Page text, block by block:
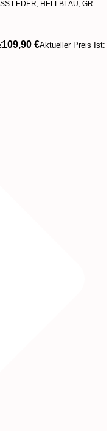
LEDER, HELLBLAU, GR.
109,90 €Aktueller Preis Ist: